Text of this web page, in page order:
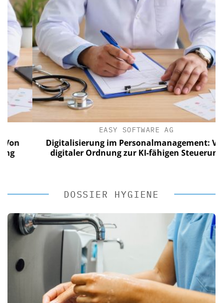
EASY SOFTWARE AG
Digitalisierung im Personalmanagement: Von
digitaler Ordnung zur KI-fähigen Steuerung
DOSSIER HYGIENE